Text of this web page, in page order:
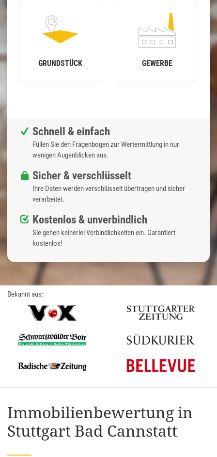
GRUNDSTÜCK GEWERBE
Schnell & einfach
Füllen Sie den Fragenbogen zur Wertermittlung in nur
wenigen Augenblicken aus.
Sicher & verschlüsselt
Ihre Daten werden verschlüsselt übertragen und sicher
verarbeitet.
Kostenlos & unverbindlich
Sie gehen keinerlei Verbindlichkeiten ein. Garantiert
kostenlos!
Bekannt aus:
Immobilienbewertung in
Stuttgart Bad Cannstatt